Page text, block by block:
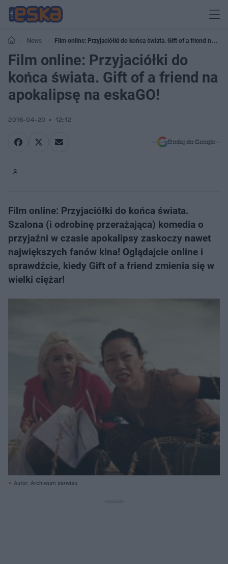
News
Film online: Przyjaciółki do końca świata. Gift of a friend na
apokalipsę na eskaGO!
Film online: Przyjaciółki do
końca świata. Gift of a friend na
apokalipsę na eskaGO!
2016-04-20 12:12
Dodaj do Google
Film online: Przyjaciółki do końca świata.
Szalona (i odrobinę przerażająca) komedia o
przyjaźni w czasie apokalipsy zaskoczy nawet
największych fanów kina! Oglądajcie online i
sprawdźcie, kiedy Gift of a friend zmienia się w
wielki ciężar!
Autor: Archiwum serwisu